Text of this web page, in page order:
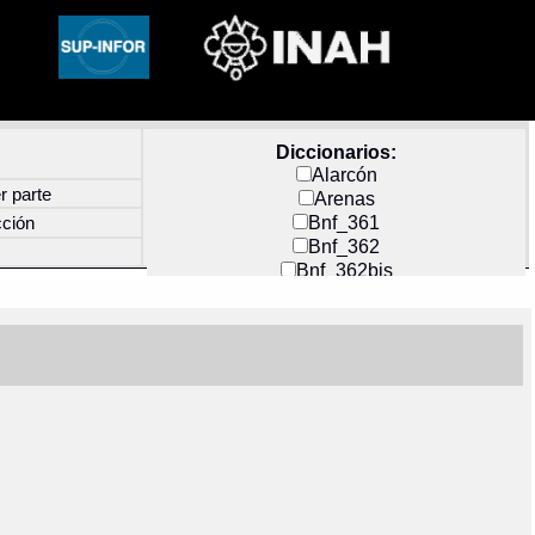
Diccionarios:
Alarcón
Arenas
Bnf_361
Bnf_362
Bnf_362bis
Docs_México
parte